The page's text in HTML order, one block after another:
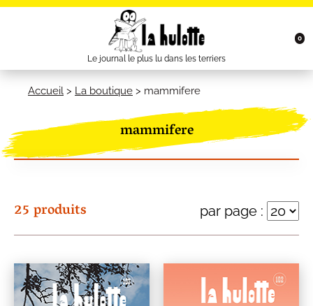
Le journal le plus lu dans les terriers
0
Accueil > La boutique > mammifere
mammifere
25 produits par page :